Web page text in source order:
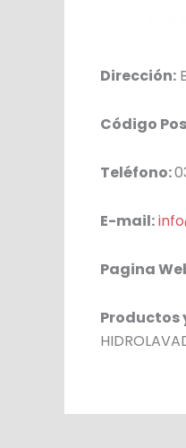
Dirección:
Código
Teléfono:
E-mail:
Pagina
Productos